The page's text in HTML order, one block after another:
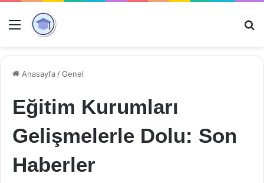
Menü
Anasayfa /Genel
Eğitim Kurumları
Gelişmelerle Dolu: Son
Haberler